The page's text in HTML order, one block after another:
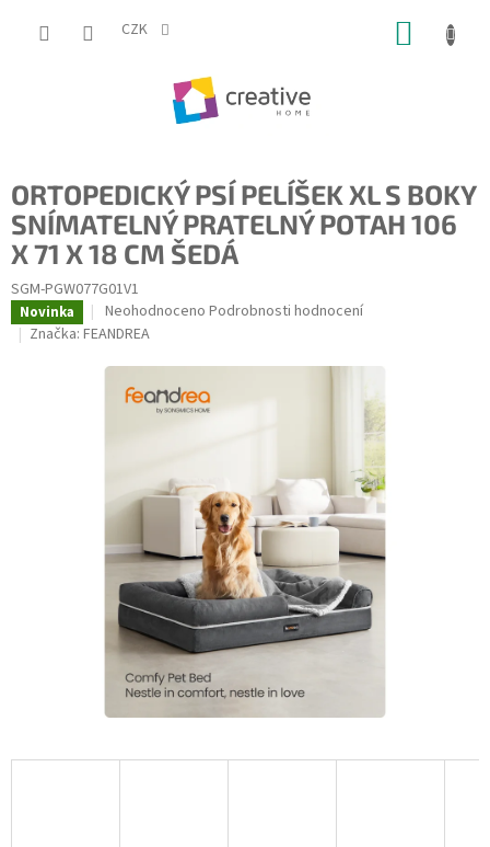
CZK
ORTOPEDICKÝ PSÍ PELÍŠEK XL S BOKY
SNÍMATELNÝ PRATELNÝ POTAH 106
X 71 X 18 CM ŠEDÁ
SGM-PGW077G01V1
Novinka
Průměrné
hodnocení
je
Neohodnoceno Podrobnosti hodnocení
Značka: FEANDREA